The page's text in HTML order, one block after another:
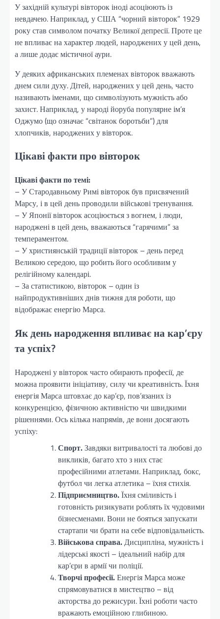
У західній культурі вівторок іноді асоціюють із
невдачею. Наприклад, у США “чорний вівторок” 1929
року став символом початку Великої депресії. Проте це
не впливає на характер людей, народжених у цей день,
а лише додає містичної аури.
У деяких африканських племенах вівторок вважають
днем сили духу. Дітей, народжених у цей день, часто
називають іменами, що символізують мужність або
захист. Наприклад, у народі йоруба популярне ім’я
Оджумо (що означає “світанок боротьби”) для
хлопчиків, народжених у вівторок.
Цікаві факти про вівторок
Цікаві факти по темі:
– У Стародавньому Римі вівторок був присвячений
Марсу, і в цей день проводили військові тренування.
– У Японії вівторок асоціюється з вогнем, і люди,
народжені в цей день, вважаються “гарячими” за
темпераментом.
– У християнській традиції вівторок – день перед
Великою середою, що робить його особливим у
релігійному календарі.
– За статистикою, вівторок – один із
найпродуктивніших днів тижня для роботи, що
відображає енергію Марса.
Як день народження впливає на кар’єру
та успіх?
Народжені у вівторок часто обирають професії, де
можна проявити ініціативу, силу чи креативність. Їхня
енергія Марса штовхає до кар’єр, пов’язаних із
конкуренцією, фізичною активністю чи швидкими
рішеннями. Ось кілька напрямів, де вони досягають
успіху:
Спорт.Завдяки витривалості та любові до
викликів, багато хто з них стає
професійними атлетами. Наприклад, бокс,
футбол чи легка атлетика – їхня стихія.
Підприємництво.Їхня сміливість і
готовність ризикувати роблять їх чудовими
бізнесменами. Вони не бояться запускати
стартапи чи брати на себе відповідальність.
Військова справа.Дисципліна, мужність і
лідерські якості – ідеальний набір для
кар’єри в армії чи поліції.
Творчі професії.Енергія Марса може
спрямовуватися в мистецтво – від
акторства до режисури. Їхні роботи часто
вражають емоційною глибиною.